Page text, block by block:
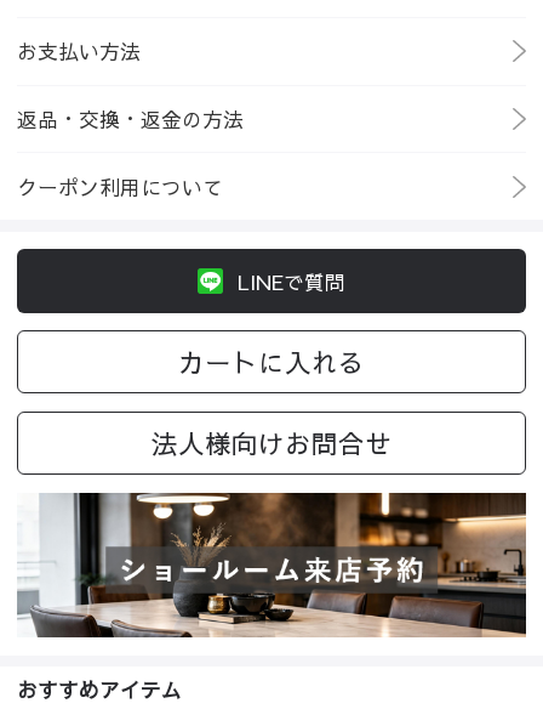
お支払い方法
返品・交換・返金の方法
クーポン利用について
LINEで質問
カートに入れる
法人様向けお問合せ
おすすめアイテム